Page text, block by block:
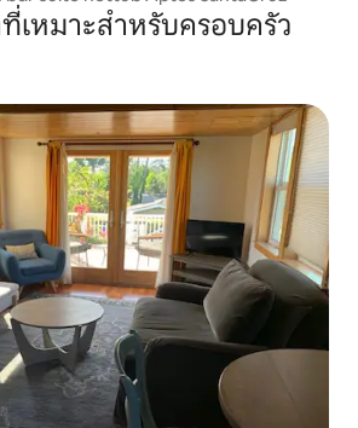
เหมาะสำหรับครอบครัว